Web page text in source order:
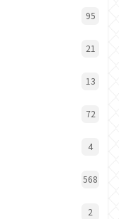
95
21
13
72
4
568
2